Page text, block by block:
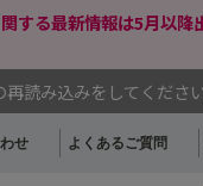
する最新情報は5月以
読み込みをしてください
せ よくあるご質問